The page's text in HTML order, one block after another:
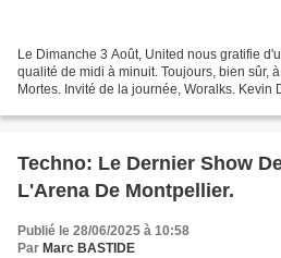
Le Dimanche 3 Août, United nous gratifie
qualité de midi à minuit. Toujours, bien sûr,
Mortes. Invité de la journée, Woralks.
Techno: Le Dernier Show
L'Arena De Montpellier.
Publié le 28/06/2025 à 10:58
Par Marc BASTIDE